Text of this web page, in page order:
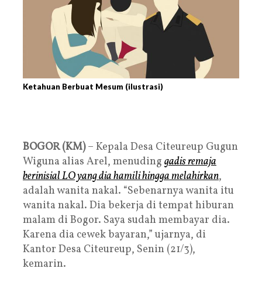
Ketahuan Berbuat Mesum (ilustrasi)
BOGOR (KM)– Kepala Desa Citeureup Gugun
Wiguna alias Arel, menuding gadis remaja
berinisial LO yang dia hamili hingga melahirkan,
adalah wanita nakal. “Sebenarnya wanita itu
wanita nakal. Dia bekerja di tempat hiburan
malam di Bogor. Saya sudah membayar dia.
Karena dia cewek bayaran,” ujarnya, di
Kantor Desa Citeureup, Senin (21/3),
kemarin.